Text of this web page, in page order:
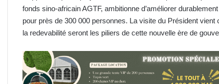
fonds sino-africain AGTF, ambitionne d’améliorer
pour près de 300 000 personnes. La visite du Président vient
la redevabilité seront les piliers de cette nouvelle ère de